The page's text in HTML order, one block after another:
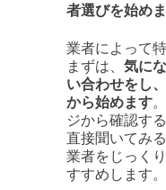
者選びを始め
業者によって
まずは、 気に
い合わせをし
から始めます
ジから確認す
直接聞いてみ
業者をじっく
すすめします。